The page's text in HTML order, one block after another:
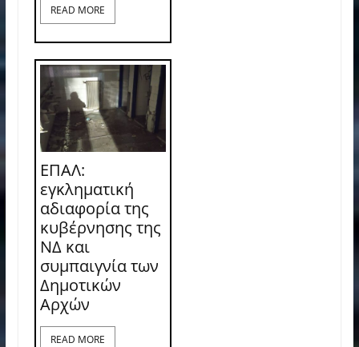
READ MORE
ΕΠΑΛ:
εγκληματική
αδιαφορία της
κυβέρνησης της
ΝΔ και
συμπαιγνία των
Δημοτικών
Αρχών
READ MORE